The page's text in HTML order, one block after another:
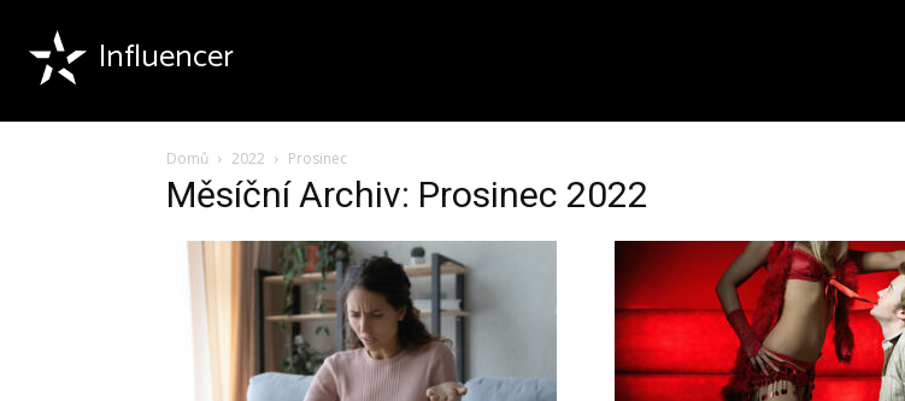
Influencer
Domů 2022 Prosinec
Měsíční Archiv: Prosinec 2022